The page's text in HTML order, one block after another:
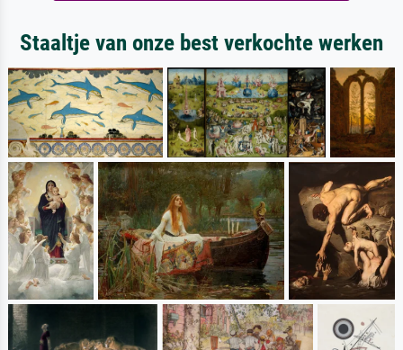
Staaltje van onze best verkochte werken